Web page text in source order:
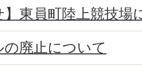
】東員町陸上競技場
の廃止について